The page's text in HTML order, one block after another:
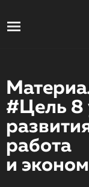
#Цель 8
работа
и